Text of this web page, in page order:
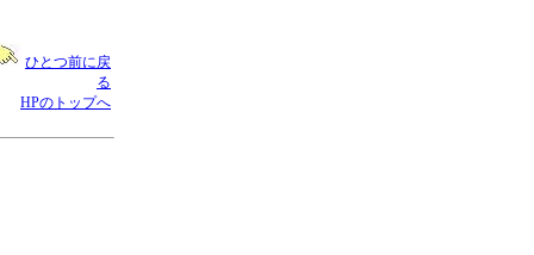
ひとつ前に戻
る
HPのトップへ